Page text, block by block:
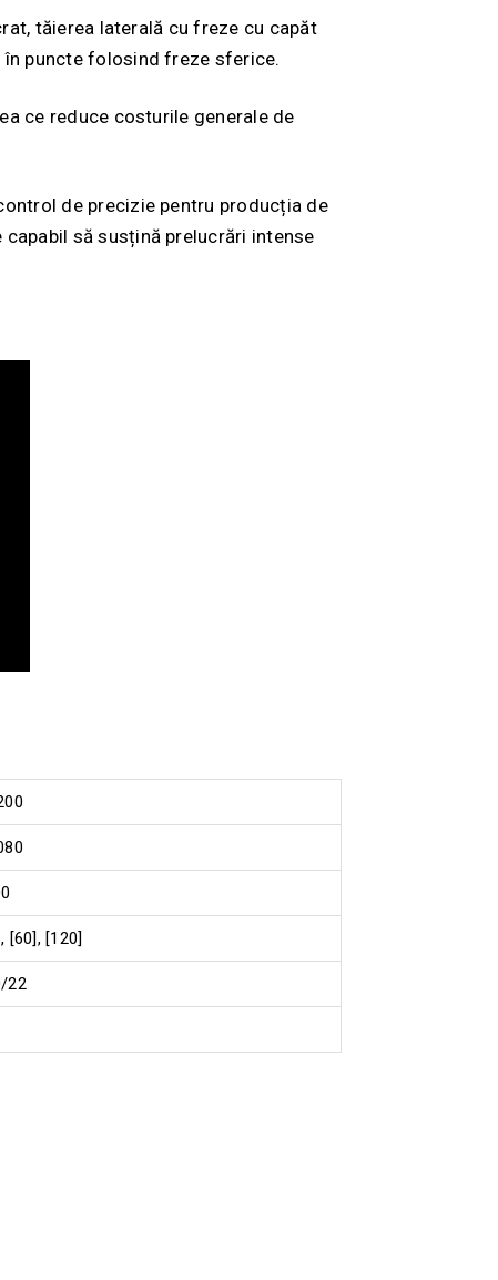
tăierea laterală cu freze cu capăt
puncte folosind freze sferice.
ce reduce costurile generale de
de precizie pentru producția de
să susțină prelucrări intense
[60], [120]
22